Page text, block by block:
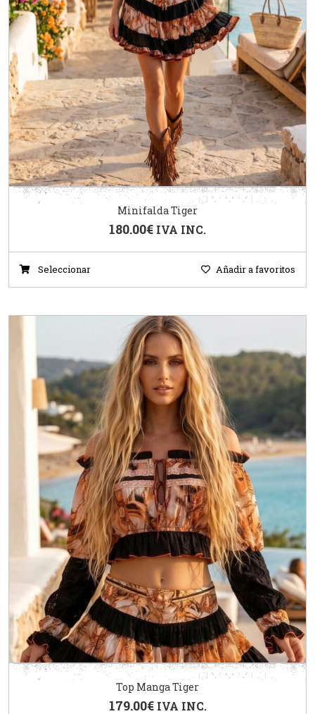
Minifalda Tiger
180.00€ IVA INC.
Seleccionar Añadir a favoritos
Top Manga Tiger
179.00€ IVA INC.